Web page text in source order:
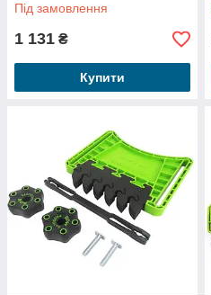
Під замовлення
1 131 ₴
Купити